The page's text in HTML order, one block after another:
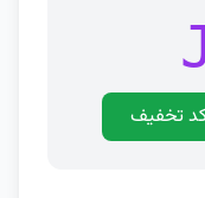
کد تخفیف